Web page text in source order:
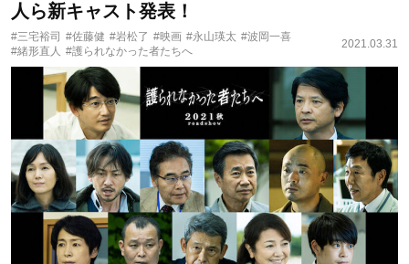
人ら新キャスト発表！
#三宅裕司 #佐藤健 #岩松了 #映画 #永山瑛太 #波岡一喜
#緒形直人 #護られなかった者たちへ
2021.03.31